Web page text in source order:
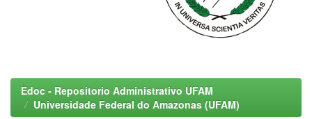
Edoc - Repositorio Administrativo UFAM
Universidade Federal do Amazonas (UFAM)